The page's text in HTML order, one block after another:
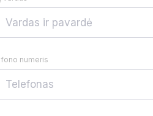
numeris